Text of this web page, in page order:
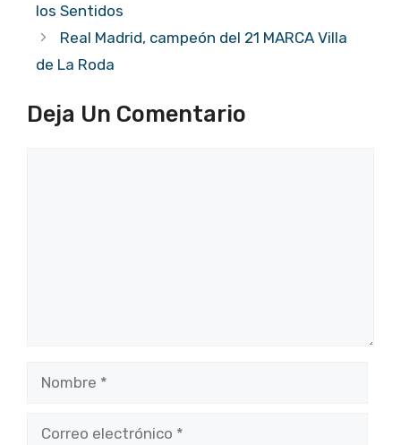
los Sentidos
Real Madrid, campeón del 21 MARCA Villa
de La Roda
Deja Un Comentario